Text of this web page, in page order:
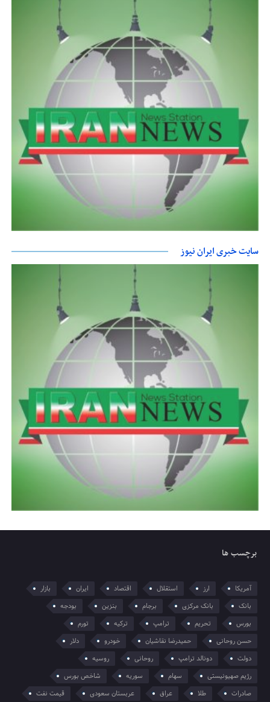
سایت خبری ایران نیوز
برچسب ها
آمریکا ارز استقلال اقتصاد ایران
بازار
بانک
بانک مرکزی برجام بنزین
بودجه
بورس
تحریم ترامپ ترکیه
تورم
حسن روحانی
حمیدرضا نقاشیان خودرو
دلار
دولت
دونالد ترامپ روحانی
روسیه
رژیم صهیونیستی
سهام سوریه
شاخص بورس
صادرات
طلا عراق عربستان سعودی قیمت نفت